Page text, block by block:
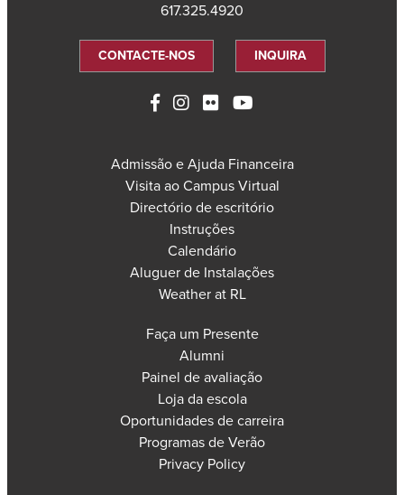
617.325.4920
CONTACTE-NOS INQUIRA
Admissão e Ajuda Financeira
Visita ao Campus Virtual
Directório de escritório
Instruções
Calendário
Aluguer de Instalações
Weather at RL
Faça um Presente
Alumni
Painel de avaliação
Loja da escola
Oportunidades de carreira
Programas de Verão
Privacy Policy